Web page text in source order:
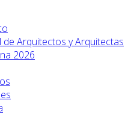
de Arquitectos y Arquitectas
2026